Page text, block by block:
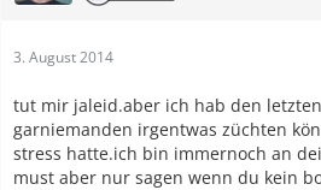
3. August 2014
tut mir jaleid.aber ich hab den
garniemanden irgentwas züchten
stress hatte.ich bin immernoch an
must aber nur sagen wenn du kein